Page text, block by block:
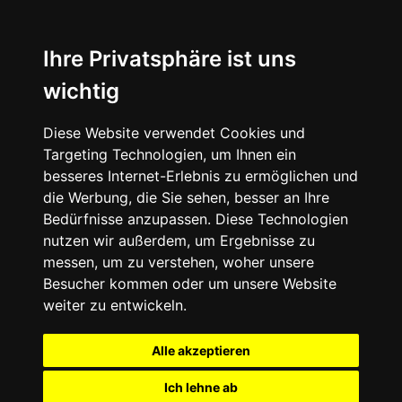
Ihre Privatsphäre ist uns
wichtig
Diese Website verwendet Cookies und
Targeting Technologien, um Ihnen ein
besseres Internet-Erlebnis zu ermöglichen und
die Werbung, die Sie sehen, besser an Ihre
Bedürfnisse anzupassen. Diese Technologien
nutzen wir außerdem, um Ergebnisse zu
messen, um zu verstehen, woher unsere
Besucher kommen oder um unsere Website
weiter zu entwickeln.
Alle akzeptieren
Ich lehne ab